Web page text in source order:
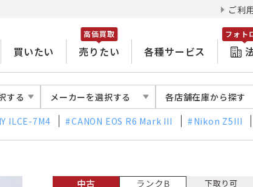
ご利
買いたい 売りたい
高価買取
各種サービス
フォト
する メーカーを選択する 各店舗在庫から探す
ILCE-7M4 CANON EOS R6 Mark III Nikon Z5III